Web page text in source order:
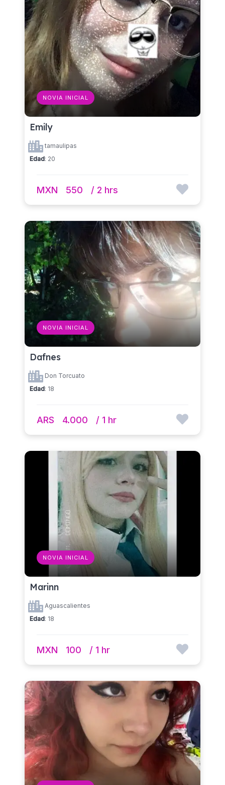
NOVIA INICIAL
Emily
tamaulipas
Edad: 20
MXN 550 / 2 hrs
NOVIA INICIAL
Dafnes
Don Torcuato
Edad: 18
ARS 4.000 / 1 hr
NOVIA INICIAL
Marinn
Aguascalientes
Edad: 18
MXN 100 / 1 hr